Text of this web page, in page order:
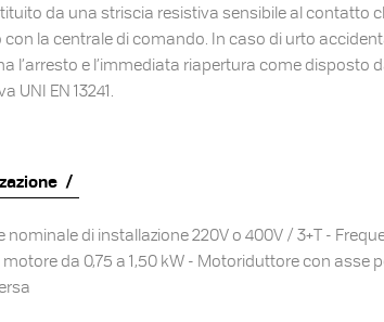
da una striscia resistiva sensibile al contatto
con la centrale di comando. In caso di urto
l’arresto e l’immediata riapertura come disposto
UNI EN 13241.
nominale di installazione 220V o 400V / 3+T -
da 0,75 a 1,50 kW - Motoriduttore con asse